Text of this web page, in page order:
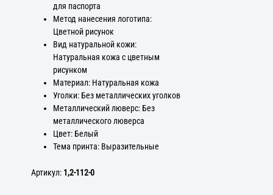
для паспорта
Метод нанесения логотипа:
Цветной рисунок
Вид натуральной кожи:
Натуральная кожа с цветным
рисунком
Материал: Натуральная кожа
Уголки: Без металлических уголков
Металлический люверс: Без
металлического люверса
Цвет: Белый
Тема принта: Выразительные
Артикул: 1,2-112-0